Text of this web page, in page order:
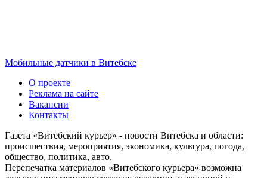
Мобильные датчики в Витебске
О проекте
Реклама на сайте
Вакансии
Контакты
Газета «Витебский курьер» - новости Витебска и области:
происшествия, мероприятия, экономика, культура, погода,
общество, политика, авто.
Перепечатка материалов «Витебского курьера» возможна